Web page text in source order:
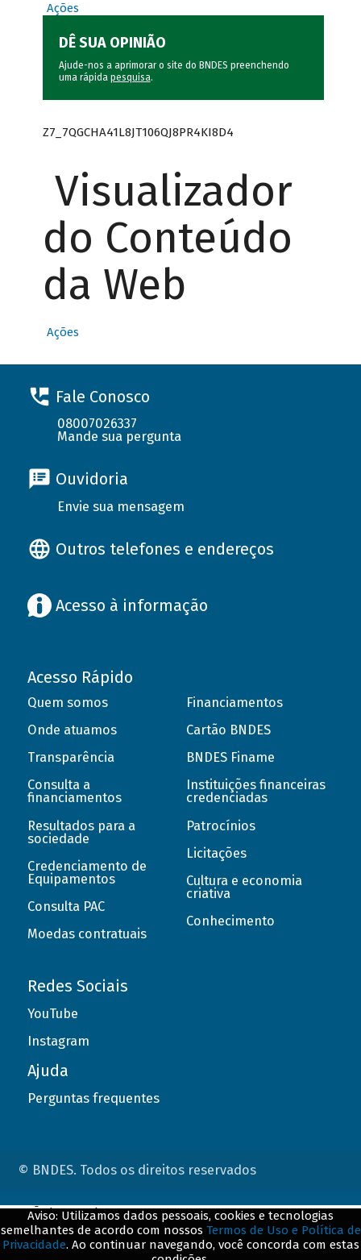
Ações
DÊ SUA OPINIÃO
Ajude-nos a aprimorar o site do BNDES preenchendo
uma rápida pesquisa.
Z7_7QGCHA41L8JT106QJ8PR4KI8D4
Visualizador
do Conteúdo
da Web
Ações
Fale Conosco
08007026337
Mande sua pergunta
Ouvidoria
Envie sua mensagem
Outros telefones e endereços
Acesso à informação
Acesso Rápido
Quem somos
Onde atuamos
Transparência
Consulta a
financiamentos
Resultados para a
sociedade
Credenciamento de
Equipamentos
Consulta PAC
Moedas contratuais
Financiamentos
Cartão BNDES
BNDES Finame
Instituições financeiras
credenciadas
Patrocínios
Licitações
Cultura e economia
criativa
Conhecimento
Redes Sociais
YouTube
Instagram
Ajuda
Perguntas frequentes
© BNDES. Todos os direitos reservados
Aviso: Utilizamos dados pessoais, cookies e tecnologias
semelhantes de acordo com nossos Termos de Uso e Política de
Privacidade. Ao continuar navegando, você concorda com estas
ConteÃºdo complementar
${title}${badge}